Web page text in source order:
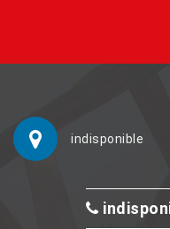
indisponible